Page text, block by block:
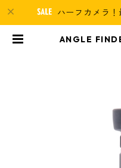
ハーフカメラ！
ANGLE